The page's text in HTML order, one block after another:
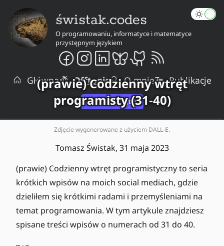
świstak.codes
O programowaniu, informatyce i matematyce
przystępnym językiem
Główna Offtopic O mnie Publikacje
(prawie) Codzienny wtręt
programisty (31-40)
Zdjęcie wygenerowane z użyciem DALL-E.
Tomasz Świstak, 31 maja 2023
(prawie) Codzienny wtręt programistyczny to seria
krótkich wpisów na moich social mediach, gdzie
dzieliłem się krótkimi radami i przemyśleniami na
temat programowania. W tym artykule znajdziesz
spisane treści wpisów o numerach od 31 do 40.